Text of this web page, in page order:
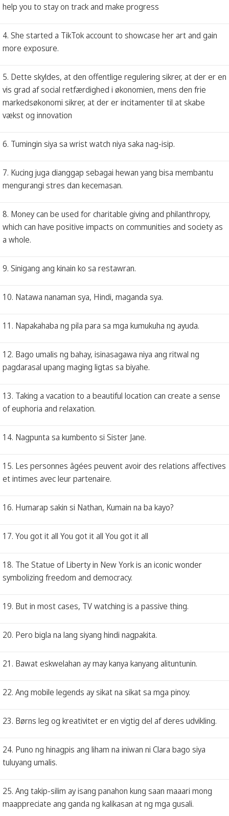
help you to stay on track and make progress
4. She started a TikTok account to showcase her art and gain
more exposure.
5. Dette skyldes, at den offentlige regulering sikrer, at der er en
vis grad af social retfærdighed i økonomien, mens den frie
markedsøkonomi sikrer, at der er incitamenter til at skabe
vækst og innovation
6. Tumingin siya sa wrist watch niya saka nag-isip.
7. Kucing juga dianggap sebagai hewan yang bisa membantu
mengurangi stres dan kecemasan.
8. Money can be used for charitable giving and philanthropy,
which can have positive impacts on communities and society as
a whole.
9. Sinigang ang kinain ko sa restawran.
10. Natawa nanaman sya, Hindi, maganda sya.
11. Napakahaba ng pila para sa mga kumukuha ng ayuda.
12. Bago umalis ng bahay, isinasagawa niya ang ritwal ng
pagdarasal upang maging ligtas sa biyahe.
13. Taking a vacation to a beautiful location can create a sense
of euphoria and relaxation.
14. Nagpunta sa kumbento si Sister Jane.
15. Les personnes âgées peuvent avoir des relations affectives
et intimes avec leur partenaire.
16. Humarap sakin si Nathan, Kumain na ba kayo?
17. You got it all You got it all You got it all
18. The Statue of Liberty in New York is an iconic wonder
symbolizing freedom and democracy.
19. But in most cases, TV watching is a passive thing.
20. Pero bigla na lang siyang hindi nagpakita.
21. Bawat eskwelahan ay may kanya kanyang alituntunin.
22. Ang mobile legends ay sikat na sikat sa mga pinoy.
23. Børns leg og kreativitet er en vigtig del af deres udvikling.
24. Puno ng hinagpis ang liham na iniwan ni Clara bago siya
tuluyang umalis.
25. Ang takip-silim ay isang panahon kung saan maaari mong
maappreciate ang ganda ng kalikasan at ng mga gusali.